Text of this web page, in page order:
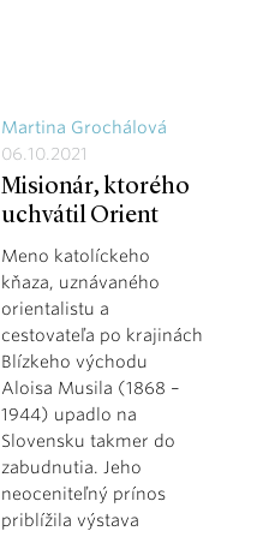
Martina Grochálová
06.10.2021
Misionár, ktorého
uchvátil Orient
Meno katolíckeho
kňaza, uznávaného
orientalistu a
cestovateľa po krajinách
Blízkeho východu
Aloisa Musila (1868 –
1944) upadlo na
Slovensku takmer do
zabudnutia. Jeho
neoceniteľný prínos
priblížila výstava